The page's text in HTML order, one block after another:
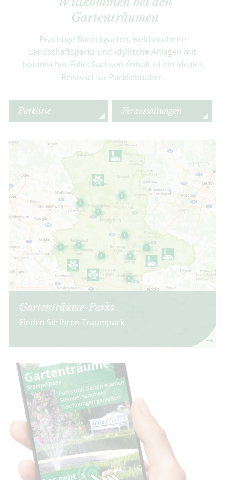
Gartenträumen
Prächtige Barockgärten, weltberühmte
Landschaftsparks und idyllische Anlagen mit
botanischer Fülle: Sachsen-Anhalt ist ein ideales
Reiseziel für Parkliebhaber.
Parkliste Veranstaltungen
Gartenträume-Parks
Finden Sie Ihren Traumpark